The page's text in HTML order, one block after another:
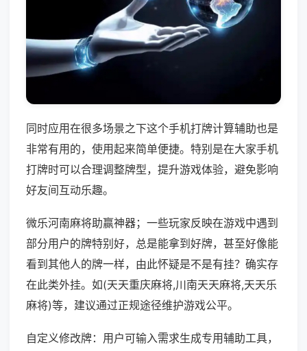
同时应用在很多场景之下这个手机打牌计算辅助也是
非常有用的，使用起来简单便捷。特别是在大家手机
打牌时可以合理调整牌型，提升游戏体验，避免影响
好友间互动乐趣。
微乐河南麻将助赢神器；一些玩家反映在游戏中遇到
部分用户的牌特别好，总是能拿到好牌，甚至好像能
看到其他人的牌一样，由此怀疑是不是有挂？确实存
在此类外挂。如(天天重庆麻将,川南天天麻将,天天乐
麻将)等，建议通过正规途径维护游戏公平。
自定义修改牌：用户可输入需求生成专用辅助工具，